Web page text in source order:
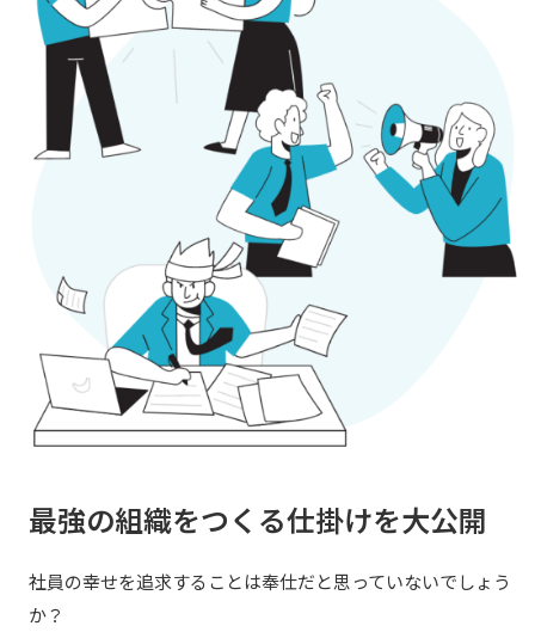
最強の組織をつくる仕掛けを大公開
社員の幸せを追求することは奉仕だと思っていないでしょう
か？